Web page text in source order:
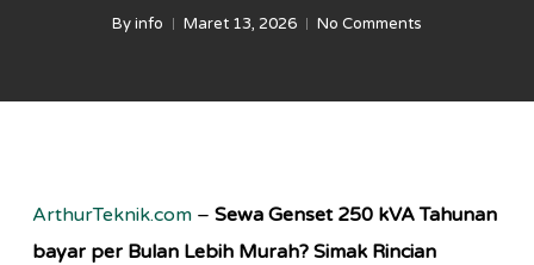
Byinfo Maret 13, 2026 No Comments
ArthurTeknik.com– Sewa Genset 250 kVA Tahunan
bayar per Bulan Lebih Murah? Simak Rincian